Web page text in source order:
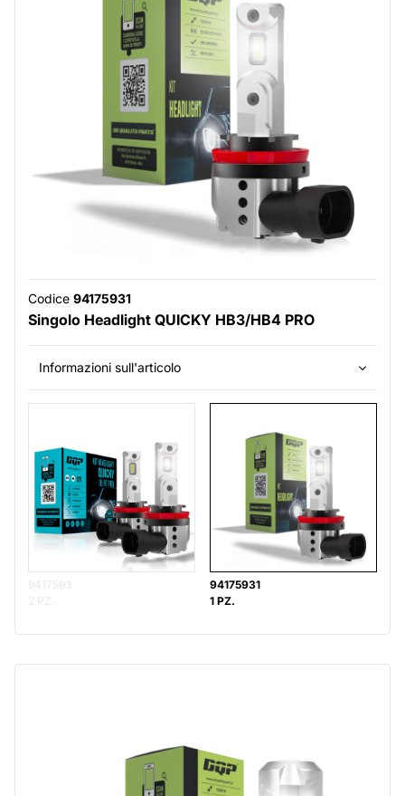
Codice 94175931
Singolo Headlight QUICKY HB3/HB4 PRO
Informazioni sull'articolo
9417593
2 PZ.
94175931
1 PZ.